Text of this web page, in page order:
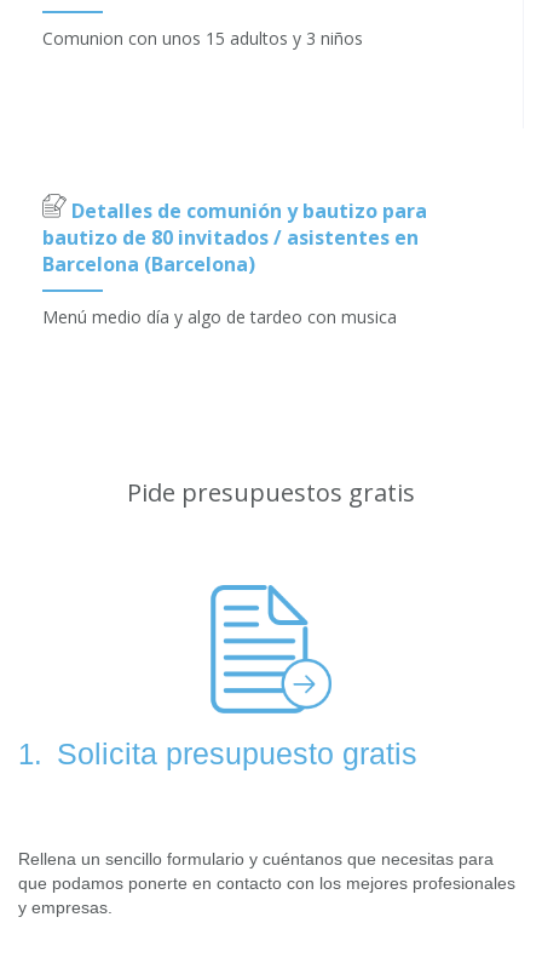
Comunion con unos 15 adultos y 3 niños
Detalles de comunión y bautizo para
bautizo de 80 invitados / asistentes en
Barcelona (Barcelona)
Menú medio día y algo de tardeo con musica
Pide presupuestos gratis
1. Solicita presupuesto gratis
Rellena un sencillo formulario y cuéntanos que necesitas para
que podamos ponerte en contacto con los mejores profesionales
y empresas.